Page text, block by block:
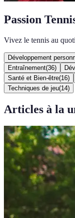
Passion
Vivez le tennis au
Développement
Entraînement(36)
Santé et Bien-être(16)
Techniques de jeu(14)
Articles à la